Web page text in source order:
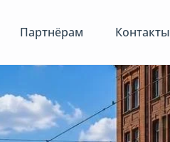
Партнёрам Контакты